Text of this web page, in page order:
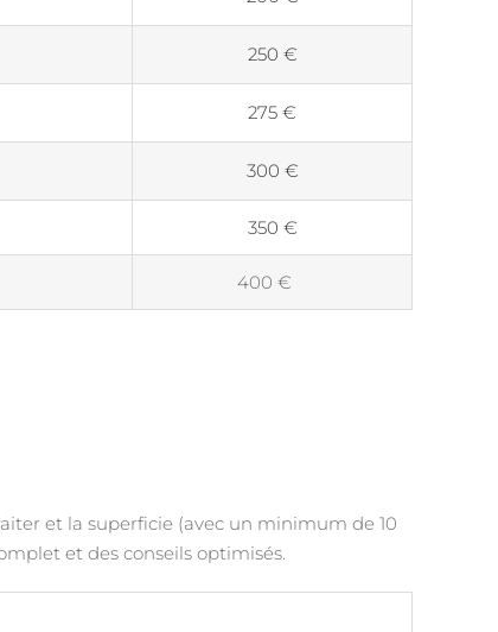
250 €
275 €
300 €
350 €
400 €
et la superficie (avec un minimum de 10
et des conseils optimisés.